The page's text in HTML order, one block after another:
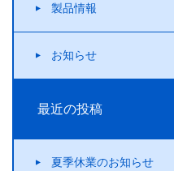
製品情報
お知らせ
最近の投稿
夏季休業のお知らせ